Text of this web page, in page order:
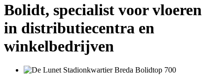
Bolidt, specialist voor vloeren
in distributiecentra en
winkelbedrijven